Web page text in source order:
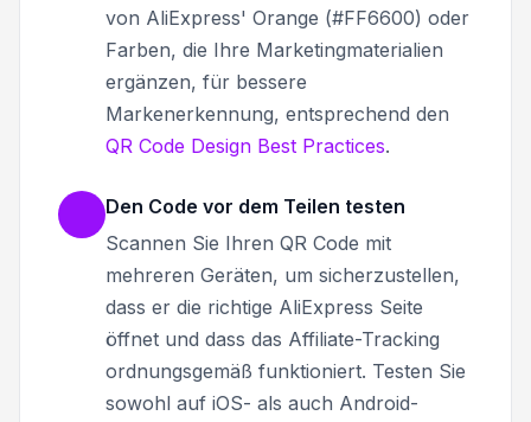
von AliExpress' Orange (#FF6600) oder
Farben, die Ihre Marketingmaterialien
ergänzen, für bessere
Markenerkennung, entsprechend den
QR Code Design Best Practices.
Den Code vor dem Teilen testen
Scannen Sie Ihren QR Code mit
mehreren Geräten, um sicherzustellen,
dass er die richtige AliExpress Seite
öffnet und dass das Affiliate-Tracking
ordnungsgemäß funktioniert. Testen Sie
sowohl auf iOS- als auch Android-